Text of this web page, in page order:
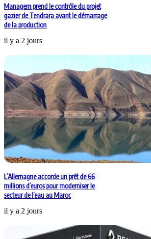
Managem prend le contrôle du projet
gazier de Tendrara avant le démarrage
de la production
il y a 2 jours
L’Allemagne accorde un prêt de 66
millions d’euros pour moderniser le
secteur de l’eau au Maroc
il y a 2 jours